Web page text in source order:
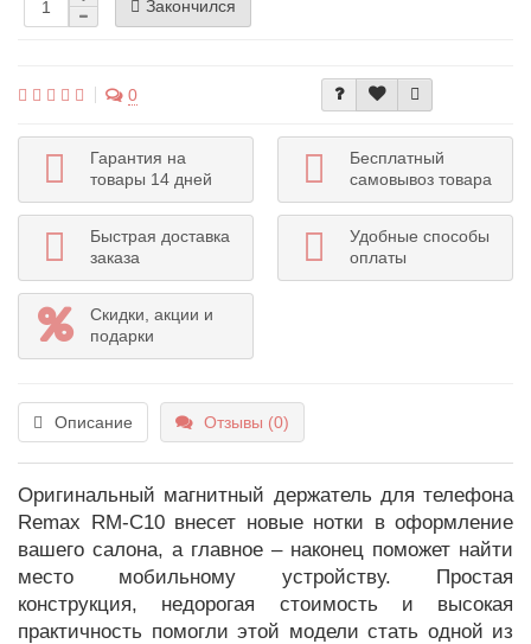
Закончился
0
Гарантия на
товары 14 дней
Бесплатный
самовывоз товара
Быстрая доставка
заказа
Удобные способы
оплаты
Скидки, акции и
подарки
Описание Отзывы (0)
Оригинальный магнитный держатель для телефона
Remax RM-C10 внесет новые нотки в оформление
вашего салона, а главное – наконец поможет найти
место мобильному устройству. Простая
конструкция, недорогая стоимость и высокая
практичность помогли этой модели стать одной из